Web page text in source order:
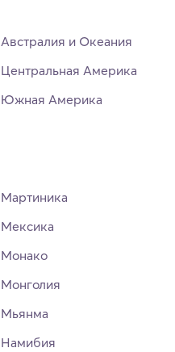
Австралия и Океания
Центральная Америка
Южная Америка
Мартиника
Мексика
Монако
Монголия
Мьянма
Намибия